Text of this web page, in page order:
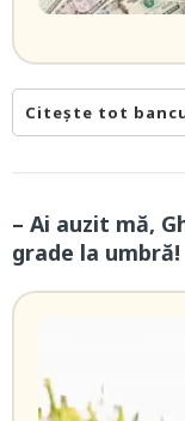
Citește tot
– Ai auzit mă,
grade la umbră!